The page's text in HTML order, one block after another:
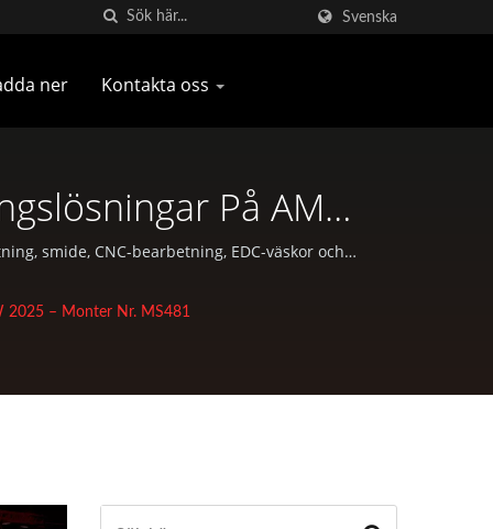
Svenska
ner Kontakta oss
På AMW
Delar
smide, CNC-bearbetning, EDC-väskor och
2025 – Monter Nr. MS481